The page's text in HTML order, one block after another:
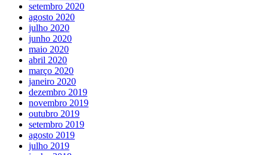
setembro 2020
agosto 2020
julho 2020
junho 2020
maio 2020
abril 2020
março 2020
janeiro 2020
dezembro 2019
novembro 2019
outubro 2019
setembro 2019
agosto 2019
julho 2019